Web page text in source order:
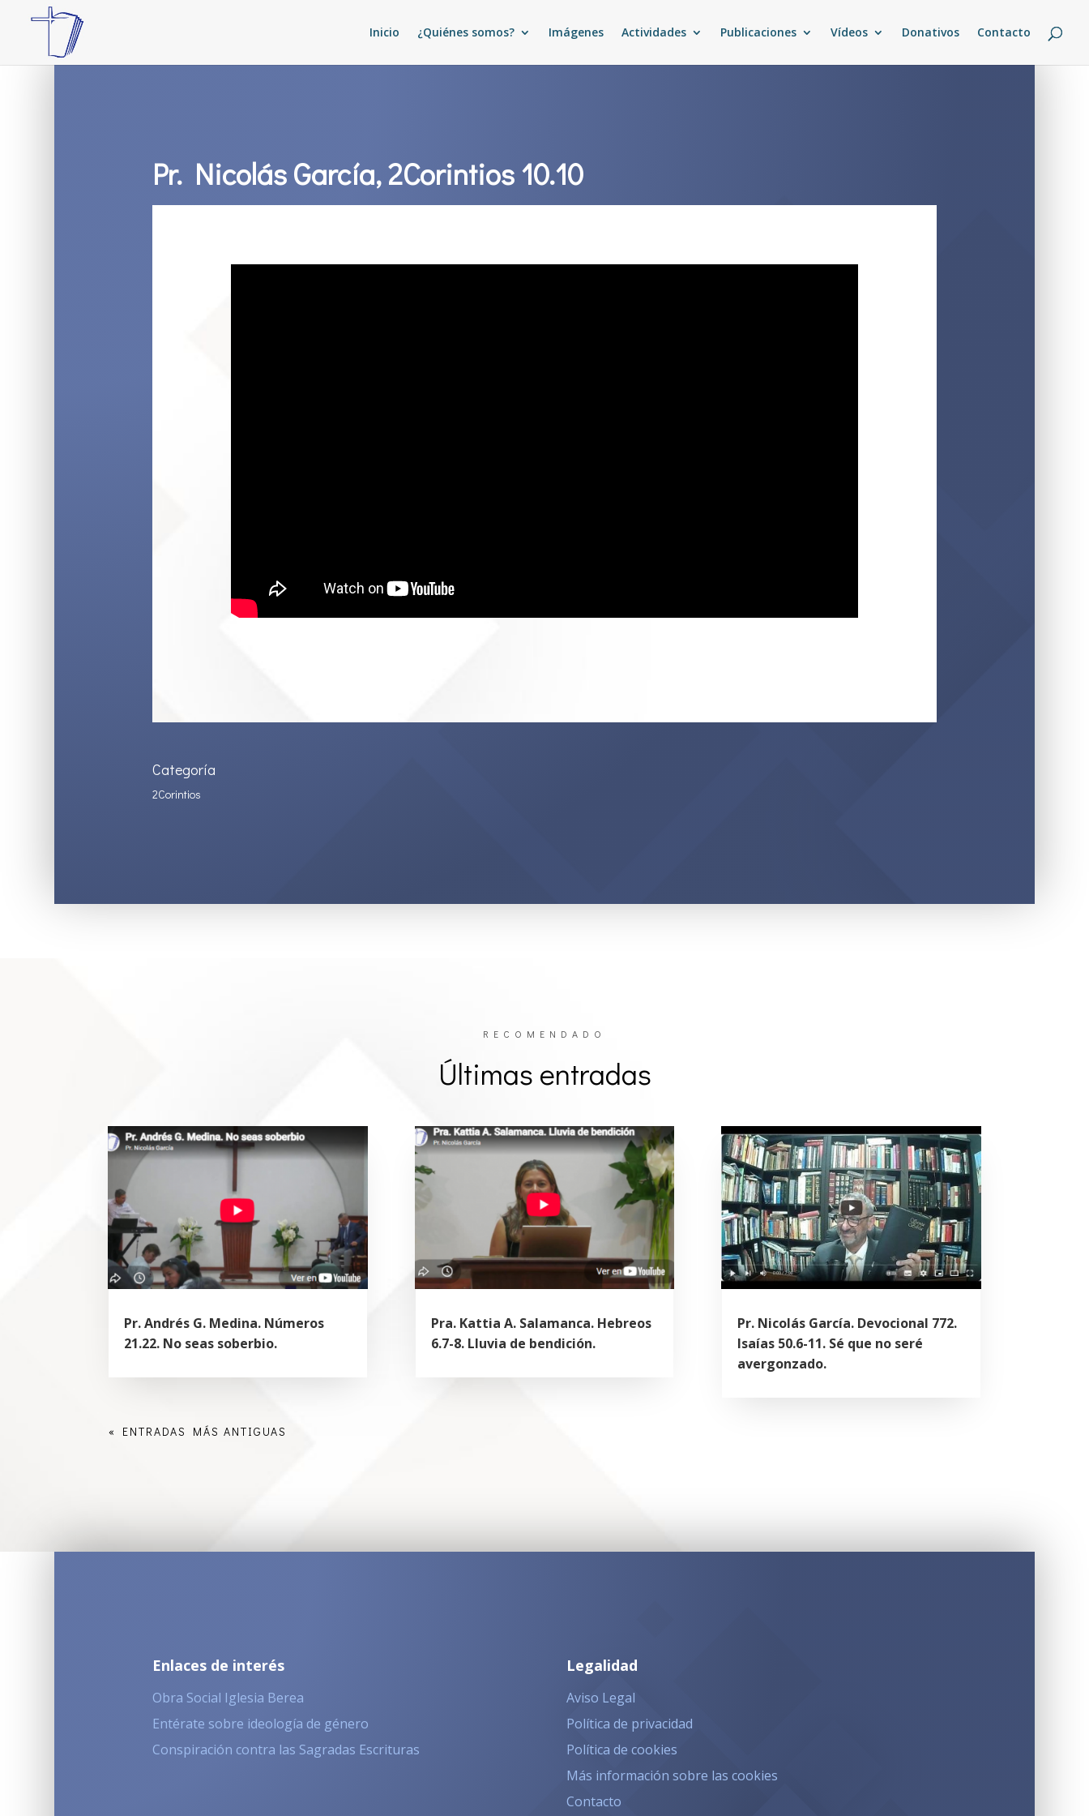
Inicio ¿Quiénes somos? Imágenes Actividades Publicaciones Vídeos Donativos Contacto
Pr. Nicolás García, 2Corintios 10.10
Categoría
2Corintios
RECOMENDADO
Últimas entradas
Pr. Andrés G. Medina. Números
21.22. No seas soberbio.
Pra. Kattia A. Salamanca. Hebreos
6.7-8. Lluvia de bendición.
Pr. Nicolás García. Devocional 772.
Isaías 50.6-11. Sé que no seré
avergonzado.
« ENTRADAS MÁS ANTIGUAS
Enlaces de interés
Obra Social Iglesia Berea
Entérate sobre ideología de género
Conspiración contra las Sagradas Escrituras
Legalidad
Aviso Legal
Política de privacidad
Política de cookies
Más información sobre las cookies
Contacto